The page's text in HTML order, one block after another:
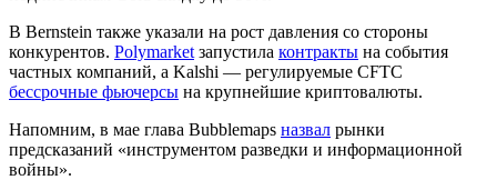
В Bernstein также указали на рост давления со стороны
конкурентов. Polymarket запустила контракты на события
частных компаний, а Kalshi — регулируемые CFTC
бессрочные фьючерсы на крупнейшие криптовалюты.
Напомним, в мае глава Bubblemaps назвал рынки
предсказаний «инструментом разведки и информационной
войны».